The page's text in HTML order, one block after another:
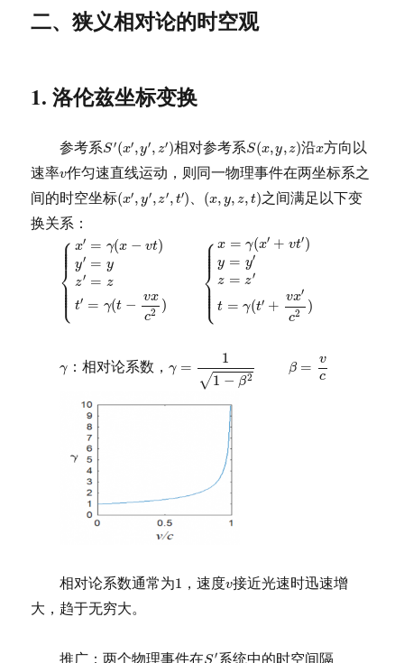
二、狭义相对论的时空观
1. 洛伦兹坐标变换
参考系S′(x′,y′,z′)
S′(x′, y′,z ) 相对参考系S(x,y,z)
S(x, y,z ) 沿x
x方向以
速率v
v作匀速直线运动，则同一物理事件在两坐标系之
间的时空坐标(x′,y′,z′,t′)
(x′, y′,z ′,t′ ) 、 (x,y,z,t)
(x, y,z ,t)
之间满足以下变
换关系：
⎧
⎪
⎪
⎪
⎪ ⎪
⎨
⎪
⎪
⎪ ⎪ ⎪⎩
x′ = γ(x − vt)
y′ = y
z′ = z
t′ = γ(t − vx
c2 )
⎧
⎪
⎪
⎪
⎪
⎪
⎨
⎪
⎪ ⎪ ⎪ ⎪⎩
x = γ(x′ + vt′)
y = y′
z = z′
t = γ(t′ +
vx′
c2 )
{x = v yz {x = γ +v
γ
γ：相对论系数， γ =
1
√1 − β2
β = v
c
相对论系数通常为1
1 ，速度v
v接近光速时迅速增
大，趋于无穷大。
推广：两个物理事件在 ′
S′系统中的时空间隔